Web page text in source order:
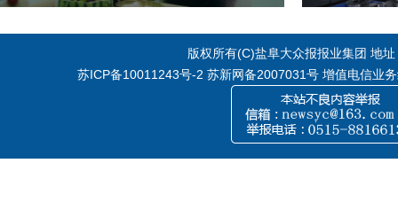
版权所有(C)盐阜大众报报业集团 地
苏ICP备10011243号-2 苏新网备2007031号 增值电信业